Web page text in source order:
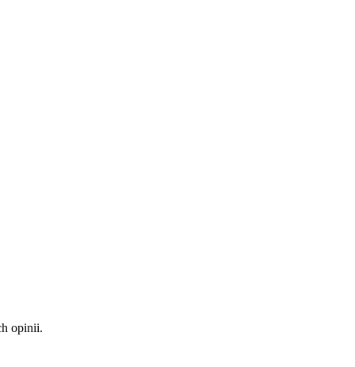
opinii.